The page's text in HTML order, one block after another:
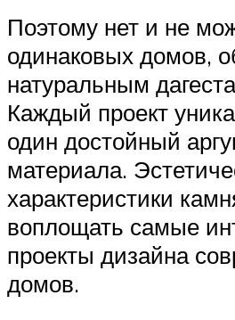
Поэтому нет и не
одинаковых домов,
натуральным
Каждый проект
один достойный
материала.
характеристики
воплощать самые
проекты дизайна
домов.